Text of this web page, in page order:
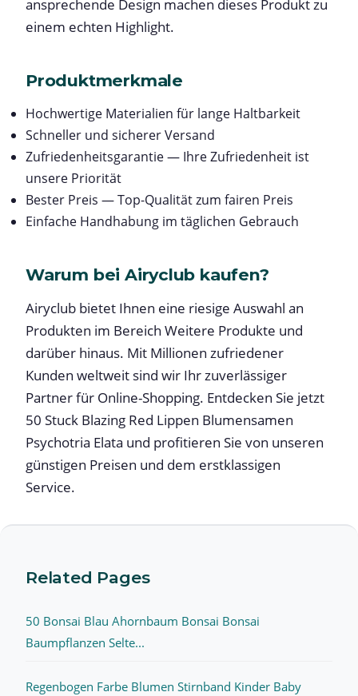
ansprechende Design machen dieses Produkt zu
einem echten Highlight.
Produktmerkmale
Hochwertige Materialien für lange Haltbarkeit
Schneller und sicherer Versand
Zufriedenheitsgarantie — Ihre Zufriedenheit ist
unsere Priorität
Bester Preis — Top-Qualität zum fairen Preis
Einfache Handhabung im täglichen Gebrauch
Warum bei Airyclub kaufen?
Airyclub bietet Ihnen eine riesige Auswahl an
Produkten im Bereich Weitere Produkte und
darüber hinaus. Mit Millionen zufriedener
Kunden weltweit sind wir Ihr zuverlässiger
Partner für Online-Shopping. Entdecken Sie jetzt
50 Stuck Blazing Red Lippen Blumensamen
Psychotria Elata und profitieren Sie von unseren
günstigen Preisen und dem erstklassigen
Service.
Related Pages
50 Bonsai Blau Ahornbaum Bonsai Bonsai
Baumpflanzen Selte...
Regenbogen Farbe Blumen Stirnband Kinder Baby